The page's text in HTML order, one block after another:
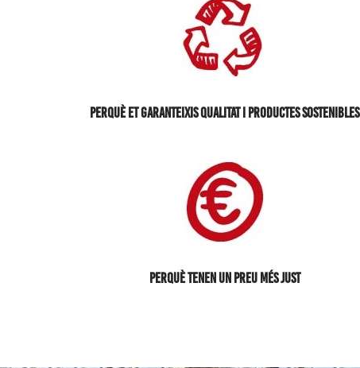
Perquè et garanteixis qualitat i productes sostenibles
Perquè tenen un preu més just